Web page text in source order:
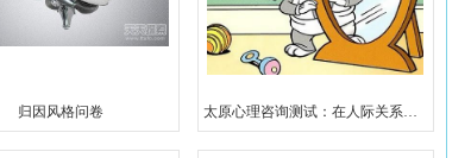
归因风格问卷 太原心理咨询测试：在人际关系测试